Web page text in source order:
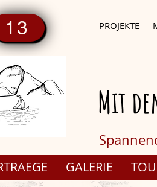
13 PROJEKTE
Mit
GALERIE